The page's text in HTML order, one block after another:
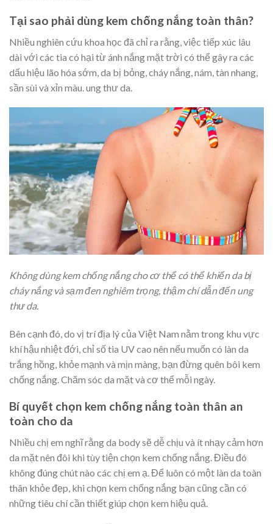
Tại sao phải dùng kem chống nắng toàn thân?
Nhiều nghiên cứu khoa học đã chỉ ra rằng, việc tiếp xúc lâu
dài với các tia có hại từ ánh nắng mặt trời có thể gây ra các
dấu hiệu lão hóa sớm, da bị bỏng, cháy nắng, nám, tàn nhang,
sần sùi và xỉn màu. ung thư da.
Không dùng kem chống nắng cho cơ thể có thể khiến da bị
cháy nắng và sạm đen nghiêm trọng, thậm chí dẫn đến ung
thư da.
Bên cạnh đó, do vị trí địa lý của Việt Nam nằm trong khu vực
khí hậu nhiệt đới, chỉ số tia UV cao nên nếu muốn có làn da
trắng hồng, khỏe mạnh và mịn màng, bạn đừng quên bôi kem
chống nắng. Chăm sóc da mặt và cơ thể mỗi ngày.
Bí quyết chọn kem chống nắng toàn thân an
toàn cho da
Nhiều chị em nghĩ rằng da body sẽ dễ chịu và ít nhạy cảm hơn
da mặt nên đôi khi tùy tiện chọn kem chống nắng. Điều đó
không đúng chút nào các chị em ạ. Để luôn có một làn da toàn
thân khỏe đẹp, khi chọn kem chống nắng bạn cũng cần có
những tiêu chí cần thiết giúp chọn kem hiệu quả.